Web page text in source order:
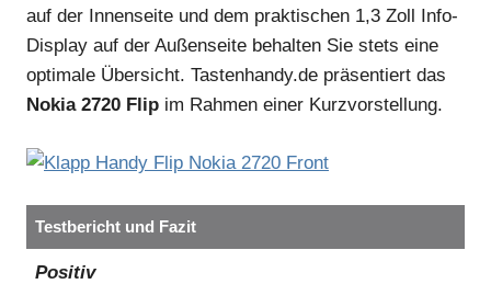
auf der Innenseite und dem praktischen 1,3 Zoll Info-
Display auf der Außenseite behalten Sie stets eine
optimale Übersicht. Tastenhandy.de präsentiert das
Nokia 2720 Flip im Rahmen einer Kurzvorstellung.
Testbericht und Fazit
Positiv